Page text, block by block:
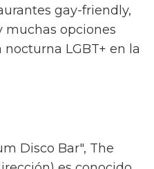
gay-friendly,
muchas opciones
LGBT+ en la
Disco Bar", The